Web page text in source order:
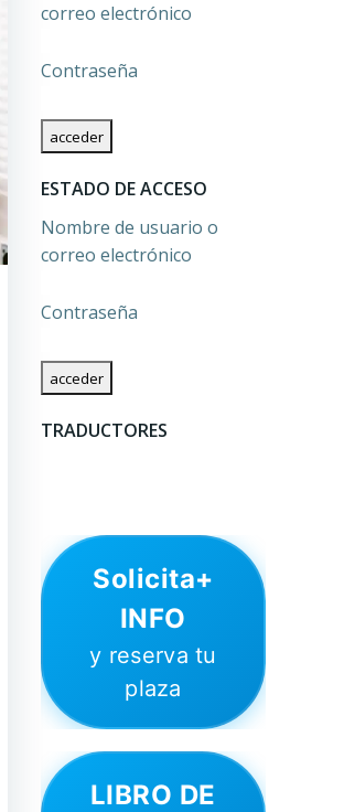
correo electrónico
Contraseña
ESTADO DE ACCESO
Nombre de usuario o
correo electrónico
Contraseña
TRADUCTORES
Solicita+
INFO
y reserva tu
plaza
LIBRO DE